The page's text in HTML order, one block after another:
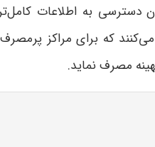
دسترسی به اطلاعات
که برای مراکز
مصرف نماید.